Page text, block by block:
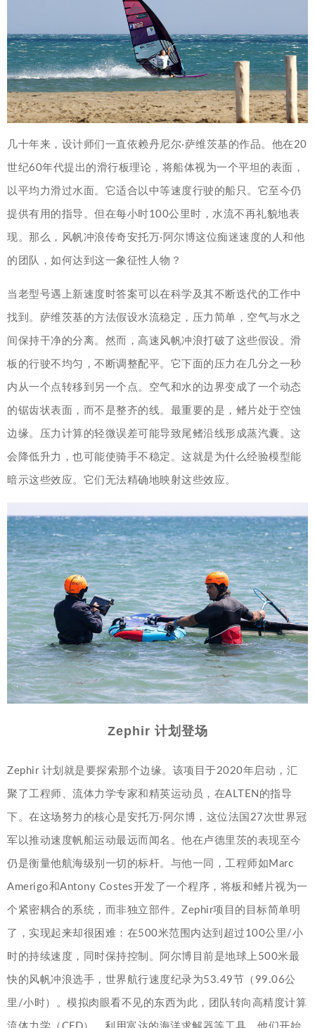
几十年来，设计师们一直依赖丹尼尔·萨维茨基的作品。他在20
世纪60年代提出的滑行板理论，将船体视为一个平坦的表面，
以平均力滑过水面。它适合以中等速度行驶的船只。它至今仍
提供有用的指导。但在每小时100公里时，水流不再礼貌地表
现。那么，风帆冲浪传奇安托万·阿尔博这位痴迷速度的人和他
的团队，如何达到这一象征性人物？
当老型号遇上新速度时答案可以在科学及其不断迭代的工作中
找到。萨维茨基的方法假设水流稳定，压力简单，空气与水之
间保持干净的分离。然而，高速风帆冲浪打破了这些假设。滑
板的行驶不均匀，不断调整配平。它下面的压力在几分之一秒
内从一个点转移到另一个点。空气和水的边界变成了一个动态
的锯齿状表面，而不是整齐的线。最重要的是，鳍片处于空蚀
边缘。压力计算的轻微误差可能导致尾鳍沿线形成蒸汽囊。这
会降低升力，也可能使骑手不稳定。这就是为什么经验模型能
暗示这些效应。它们无法精确地映射这些效应。
Zephir 计划登场
Zephir 计划就是要探索那个边缘。该项目于2020年启动，汇
聚了工程师、流体力学专家和精英运动员，在ALTEN的指导
下。在这场努力的核心是安托万·阿尔博，这位法国27次世界冠
军以推动速度帆船运动最远而闻名。他在卢德里茨的表现至今
仍是衡量他航海级别一切的标杆。与他一同，工程师如Marc
Amerigo和Antony Costes开发了一个程序，将板和鳍片视为一
个紧密耦合的系统，而非独立部件。Zephir项目的目标简单明
了，实现起来却很困难：在500米范围内达到超过100公里/小
时的持续速度，同时保持控制。阿尔博目前是地球上500米最
快的风帆冲浪选手，世界航行速度纪录为53.49节（99.06公
里/小时）。模拟肉眼看不见的东西为此，团队转向高精度计算